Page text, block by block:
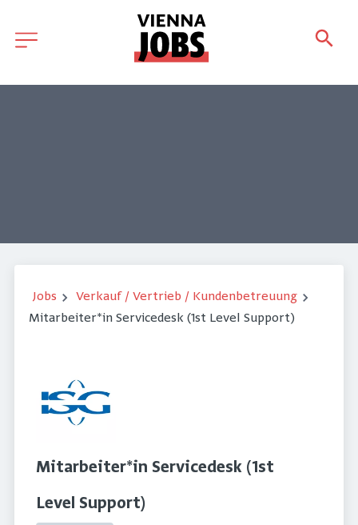
Jobs
Verkauf / Vertrieb / Kundenbetreuung
Mitarbeiter*in Servicedesk (1st Level Support)
Mitarbeiter*in Servicedesk (1st
Level Support)